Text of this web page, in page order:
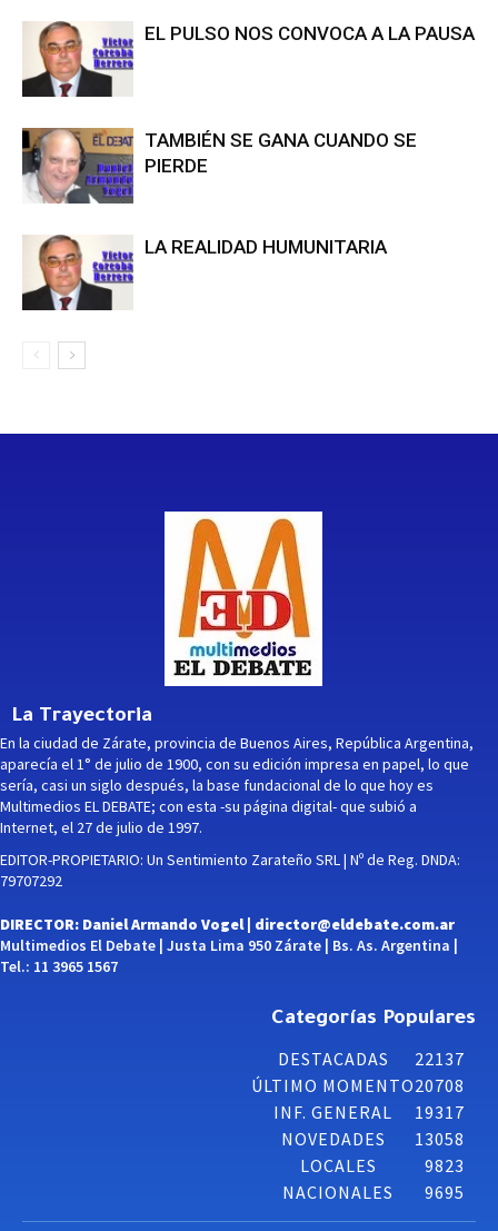
EL PULSO NOS CONVOCA A LA PAUSA
TAMBIÉN SE GANA CUANDO SE
PIERDE
LA REALIDAD HUMUNITARIA
La Trayectoria
En la ciudad de Zárate, provincia de Buenos Aires, República Argentina,
aparecía el 1° de julio de 1900, con su edición impresa en papel, lo que
sería, casi un siglo después, la base fundacional de lo que hoy es
Multimedios EL DEBATE; con esta -su página digital- que subió a
Internet, el 27 de julio de 1997.
EDITOR-PROPIETARIO: Un Sentimiento Zarateño SRL | Nº de Reg. DNDA:
79707292
DIRECTOR: Daniel Armando Vogel | director@eldebate.com.ar
Multimedios El Debate | Justa Lima 950 Zárate | Bs. As. Argentina |
Tel.: 11 3965 1567
Categorías Populares
DESTACADAS
22137
ÚLTIMO MOMENTO20708
INF. GENERAL
19317
NOVEDADES
13058
LOCALES
9823
NACIONALES
9695